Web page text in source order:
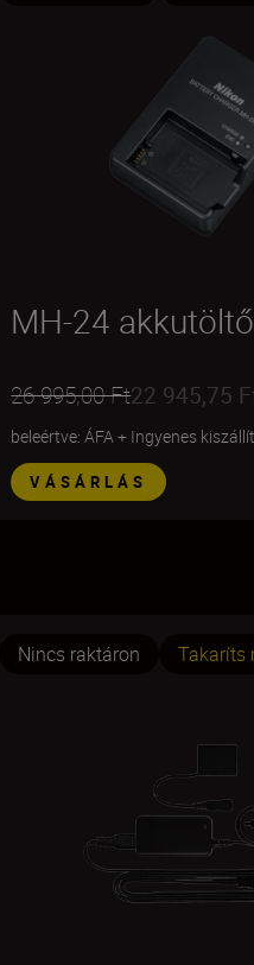
MH-24 akkutöltő
26 995,00 Ft22 945,75
beleértve: ÁFA+ Ingyenes
VÁSÁRLÁS
Nincs raktáron Takaríts